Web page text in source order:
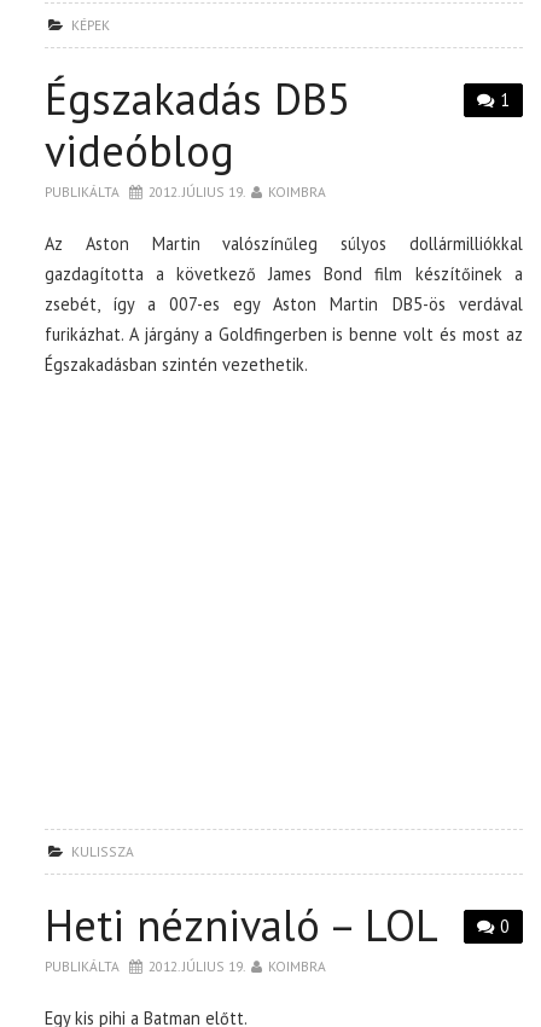
KÉPEK
1
Égszakadás DB5
videóblog
PUBLIKÁLTA 2012. JÚLIUS 19. KOIMBRA
Az Aston Martin valószínűleg súlyos dollármilliókkal
gazdagította a következő James Bond film készítőinek a
zsebét, így a 007-es egy Aston Martin DB5-ös verdával
furikázhat. A járgány a Goldfingerben is benne volt és most az
Égszakadásban szintén vezethetik.
KULISSZA
0
Heti néznivaló – LOL
PUBLIKÁLTA 2012. JÚLIUS 19. KOIMBRA
Egy kis pihi a Batman előtt.